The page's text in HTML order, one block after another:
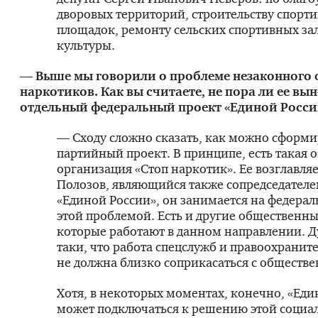
дворовых территорий, строительству
площадок, ремонту сельских спортивных
культуры.
— Выше мы говорили о проблеме незаконного
наркотиков. Как вы считаете, не пора ли ее
отдельный федеральный проект «Единой
— Сходу сложно сказать, как можно
партийный проект. В принципе, есть такая
организация «Стоп наркотик». Ее
Полозов, являющийся также
«Единой России», он занимается на
этой проблемой. Есть и другие
которые работают в данном направлении.
таки, что работа спецслужб и
не должна близко соприкасаться с
Хотя, в некоторых моментах, конечно,
может подключаться к решению этой